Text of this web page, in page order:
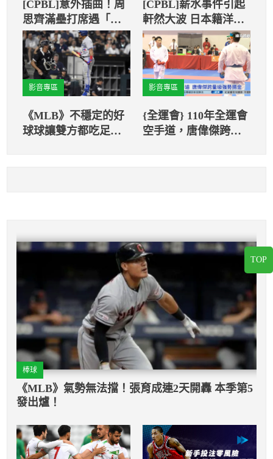
[CPBL]意外插曲！周
思齊滿壘打席遇「人
造雨」
[CPBL]薪水事件引起
軒然大波 日本籍洋投
和兄弟道歉
影音專區
《MLB》不穩定的好
球球讓雙方都吃足苦
影音專區
{全運會} 110年全運會
空手道，唐偉傑跨量
棒球
《MLB》氣勢無法擋！張育成連2天開轟 本季第5
發出爐！
TOP